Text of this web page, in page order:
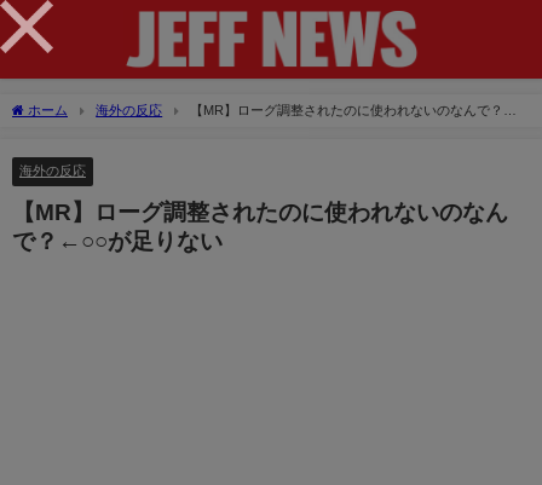
ホーム 海外の反応
【MR】ローグ調整されたのに使われないのなんで？
海外の反応
【MR】ローグ調整されたのに使われないのなん
で？←○○が足りない
×